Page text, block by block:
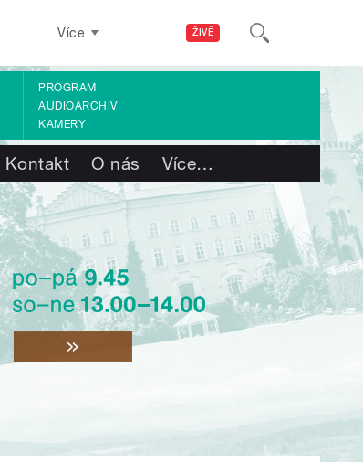
ŽIVĚ
Více
PROGRAM
AUDIOARCHIV
KAMERY
Kontakt O nás Více…